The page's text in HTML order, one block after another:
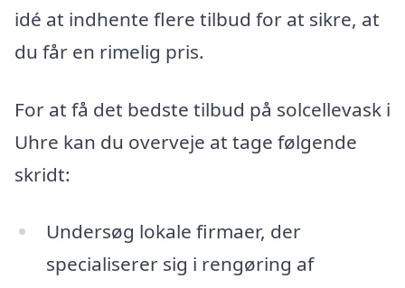
idé at indhente flere tilbud for at sikre, at
du får en rimelig pris.
For at få det bedste tilbud på solcellevask i
Uhre kan du overveje at tage følgende
skridt:
Undersøg lokale firmaer, der
specialiserer sig i rengøring af